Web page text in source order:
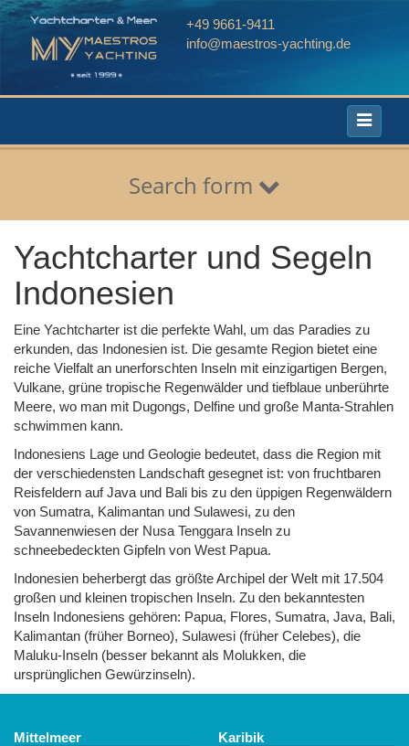
+49 9661-9411
info@maestros-yachting.de
Toggle
Search form
Yachtcharter und Segeln
Indonesien
Eine Yachtcharter ist die perfekte Wahl, um das Paradies zu
erkunden, das Indonesien ist. Die gesamte Region bietet eine
reiche Vielfalt an unerforschten Inseln mit einzigartigen Bergen,
Vulkane, grüne tropische Regenwälder und tiefblaue unberührte
Meere, wo man mit Dugongs, Delfine und große Manta-Strahlen
schwimmen kann.
Indonesiens Lage und Geologie bedeutet, dass die Region mit
der verschiedensten Landschaft gesegnet ist: von fruchtbaren
Reisfeldern auf Java und Bali bis zu den üppigen Regenwäldern
von Sumatra, Kalimantan und Sulawesi, zu den
Savannenwiesen der Nusa Tenggara Inseln zu
schneebedeckten Gipfeln von West Papua.
Indonesien beherbergt das größte Archipel der Welt mit 17.504
großen und kleinen tropischen Inseln. Zu den bekanntesten
Inseln Indonesiens gehören: Papua, Flores, Sumatra, Java, Bali,
Kalimantan (früher Borneo), Sulawesi (früher Celebes), die
Maluku-Inseln (besser bekannt als Molukken, die
ursprünglichen Gewürzinseln).
Mittelmeer Karibik